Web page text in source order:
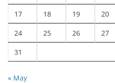
17 18 19 20
24 25 26 27
31
« May